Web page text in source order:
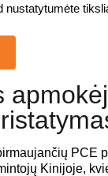
nustatytumėte
PCE
Kinijoje,